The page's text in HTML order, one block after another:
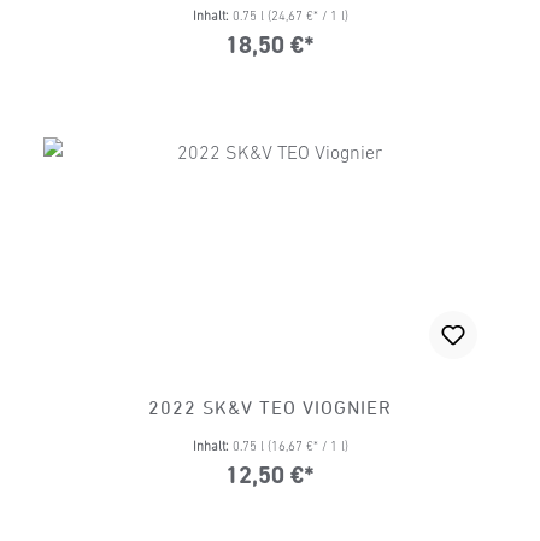
Inhalt: 0.75 l (24,67 €* / 1 l)
18,50 €*
2022 SK&V TEO VIOGNIER
Inhalt: 0.75 l (16,67 €* / 1 l)
12,50 €*